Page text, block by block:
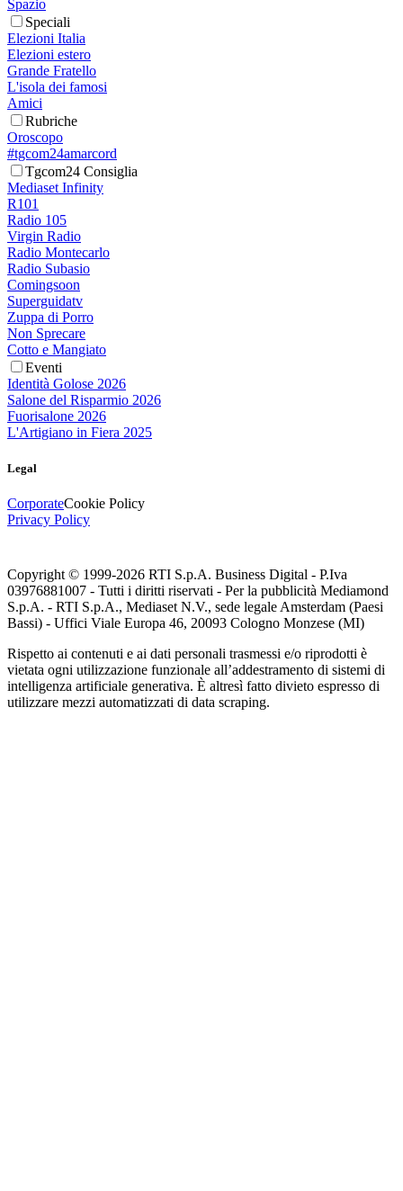
Spazio
Speciali
Elezioni Italia
Elezioni estero
Grande Fratello
L'isola dei famosi
Amici
Rubriche
Oroscopo
#tgcom24amarcord
Tgcom24 Consiglia
Mediaset Infinity
R101
Radio 105
Virgin Radio
Radio Montecarlo
Radio Subasio
Comingsoon
Superguidatv
Zuppa di Porro
Non Sprecare
Cotto e Mangiato
Eventi
Identità Golose 2026
Salone del Risparmio 2026
Fuorisalone 2026
L'Artigiano in Fiera 2025
Legal
CorporateCookie Policy
Privacy Policy
Copyright © 1999-2026 RTI S.p.A. Business Digital - P.Iva
03976881007 - Tutti i diritti riservati - Per la pubblicità Mediamond
S.p.A. - RTI S.p.A., Mediaset N.V., sede legale Amsterdam (Paesi
Bassi) - Uffici Viale Europa 46, 20093 Cologno Monzese (MI)
Rispetto ai contenuti e ai dati personali trasmessi e/o riprodotti è
vietata ogni utilizzazione funzionale all’addestramento di sistemi di
intelligenza artificiale generativa. È altresì fatto divieto espresso di
utilizzare mezzi automatizzati di data scraping.